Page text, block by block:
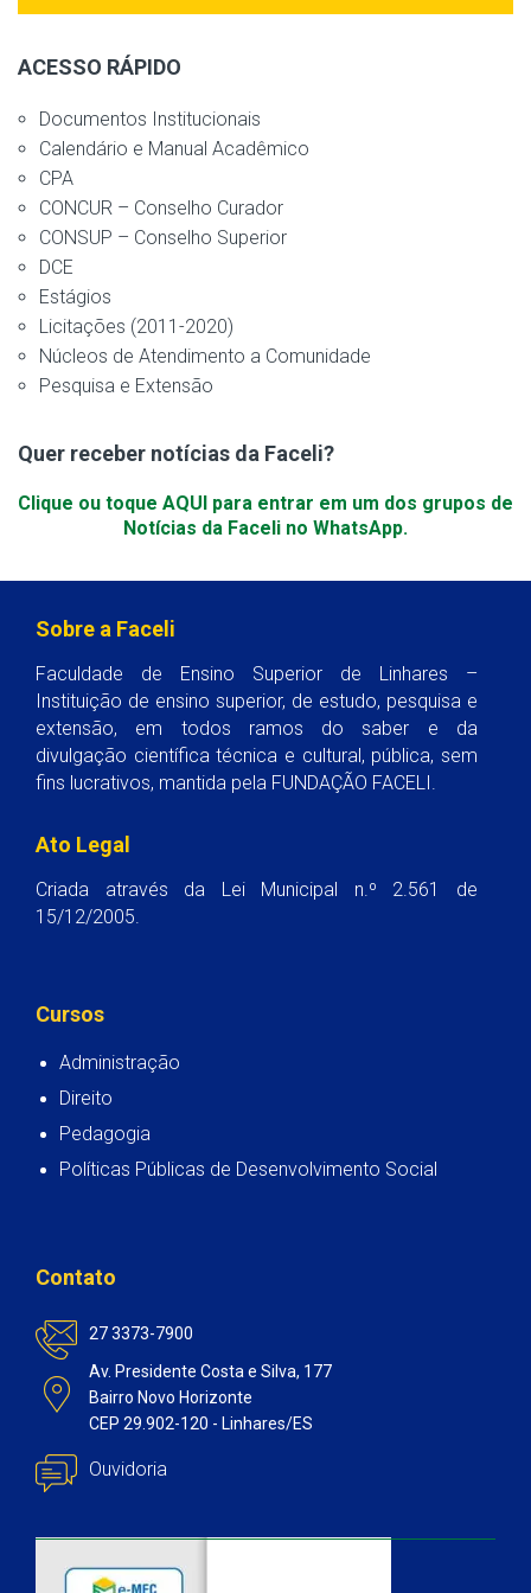
ACESSO RÁPIDO
Documentos Institucionais
Calendário e Manual Acadêmico
CPA
CONCUR – Conselho Curador
CONSUP – Conselho Superior
DCE
Estágios
Licitações (2011-2020)
Núcleos de Atendimento a Comunidade
Pesquisa e Extensão
Quer receber notícias da Faceli?
Clique ou toque AQUI para entrar em um dos grupos de
Notícias da Faceli no WhatsApp.
Sobre a Faceli
Faculdade de Ensino Superior de Linhares –
Instituição de ensino superior, de estudo, pesquisa e
extensão, em todos ramos do saber e da
divulgação científica técnica e cultural, pública, sem
fins lucrativos, mantida pela FUNDAÇÃO FACELI.
Ato Legal
Criada através da Lei Municipal n.º 2.561 de
15/12/2005.
Cursos
Administração
Direito
Pedagogia
Políticas Públicas de Desenvolvimento Social
Contato
27 3373-7900
Av. Presidente Costa e Silva, 177
Bairro Novo Horizonte
CEP 29.902-120 - Linhares/ES
Ouvidoria